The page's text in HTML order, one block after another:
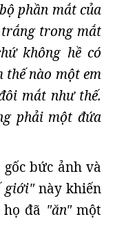
phần mắt của
trắng trong mắt
không hề có
nào một em
mắt như thế.
phải một đứa
bức ảnh và
giới"này khiến
đã "ăn"một